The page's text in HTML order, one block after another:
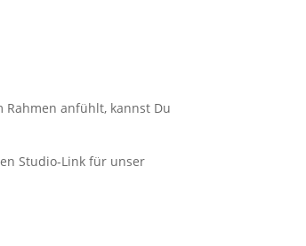
Rahmen anfühlt, kannst Du
Studio-Link für unser